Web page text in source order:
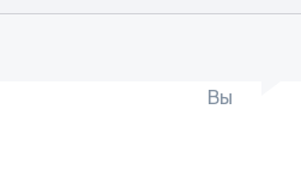
Вы